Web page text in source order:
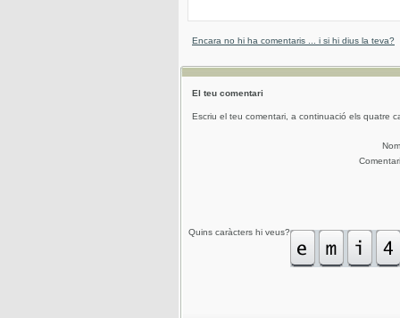
Encara no hi ha comentaris ... i si hi dius la teva?
El teu comentari
Escriu el teu comentari, a continuació els quatre
Nom
Comentari
Quins caràcters hi veus?